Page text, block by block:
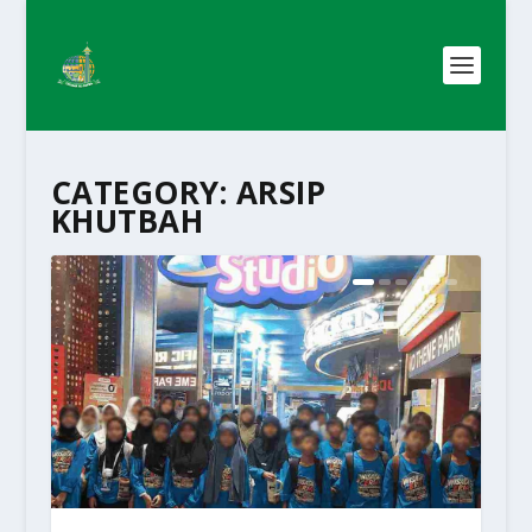
CATEGORY: ARSIP
KHUTBAH